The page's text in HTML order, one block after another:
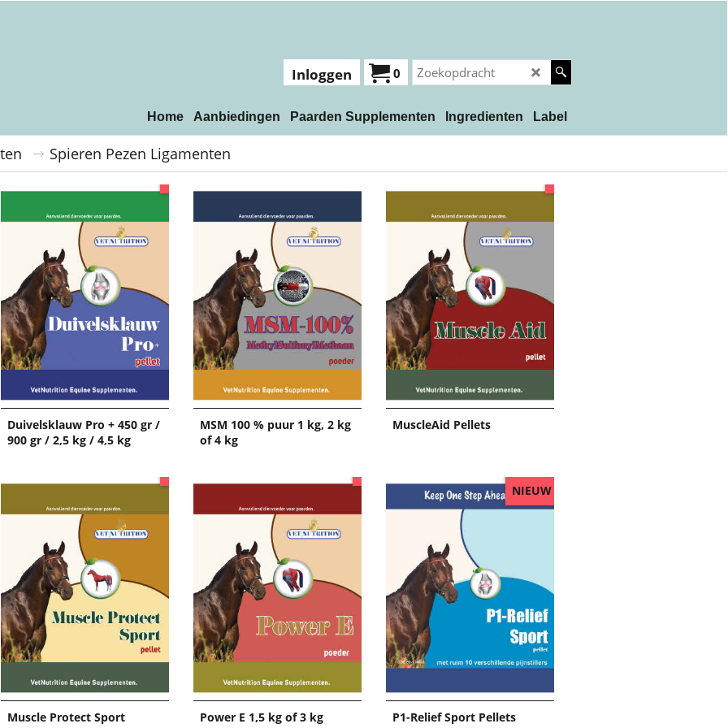
0
Inloggen
Home Aanbiedingen Paarden Supplementen Ingredienten Label
Spieren Pezen Ligamenten
Duivelsklauw Pro + 450 gr /
900 gr / 2,5 kg / 4,5 kg
MSM 100 % puur 1 kg, 2 kg
of 4 kg
MuscleAid Pellets
Muscle Protect Sport Power E 1,5 kg of 3 kg
NIEUW
P1-Relief Sport Pellets